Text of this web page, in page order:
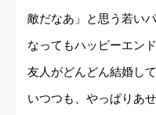
敵だなあ」と思う若い
なってもハッピーエン
友人がどんどん結婚し
いつつも、やっぱりあ